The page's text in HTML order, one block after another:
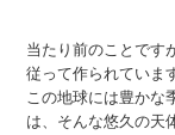
当たり前のことです
従って作られていま
この地球には豊かな
は、そんな悠久の天